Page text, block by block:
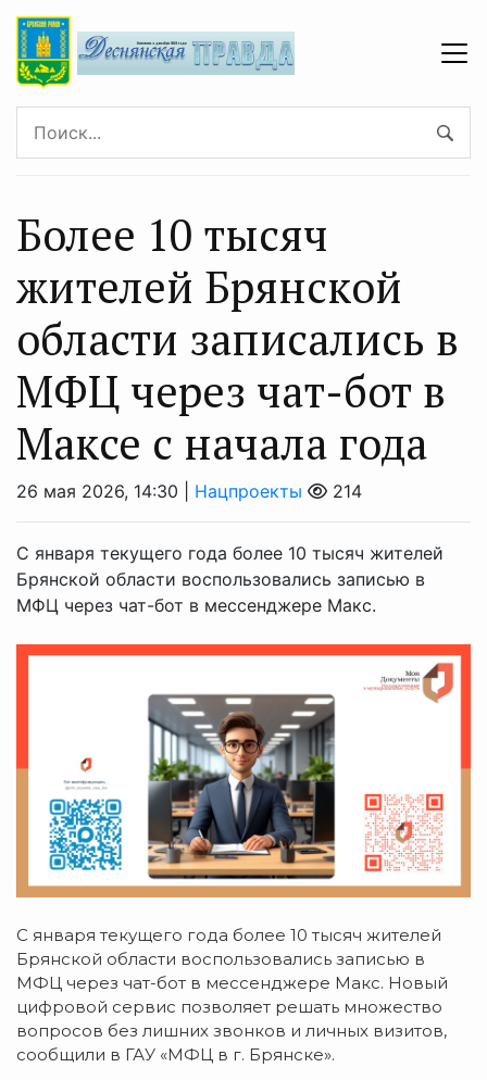
Более 10 тысяч
жителей Брянской
области записались в
МФЦ через чат-бот в
Максе с начала года
26 мая 2026, 14:30 | Нацпроекты 214
С января текущего года более 10 тысяч жителей
Брянской области воспользовались записью в
МФЦ через чат-бот в мессенджере Макс.
С января текущего года более 10 тысяч жителей
Брянской области воспользовались записью в
МФЦ через чат-бот в мессенджере Макс. Новый
цифровой сервис позволяет решать множество
вопросов без лишних звонков и личных визитов,
сообщили в ГАУ «МФЦ в г. Брянске».